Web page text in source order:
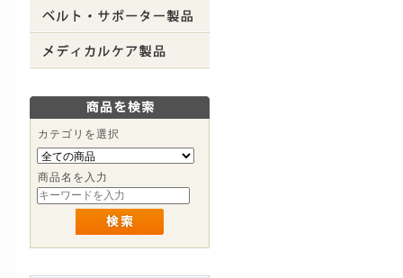
カテゴリを選択
商品名を入力